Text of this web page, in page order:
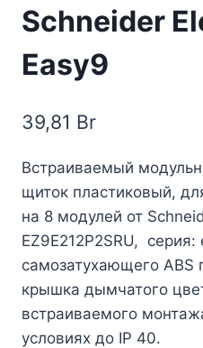
Schneider
Easy9
39,81 Br
Встраиваемый
щиток пластиковый,
на 8 модулей от
EZ9E212P2SRU,
самозатухающего ABS
крышка дымчатого
встраиваемого
условиях до IP 40.